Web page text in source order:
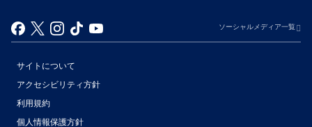
ソーシャルメディア一覧
サイトについて
アクセシビリティ方針
利用規約
個人情報保護方針